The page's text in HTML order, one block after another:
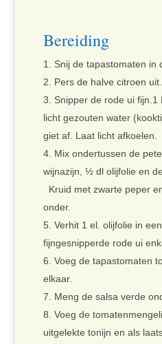
Bereiding
Snij de tapastomaten in
Pers de halve citroen uit.
Snipper de rode ui fijn.1
licht gezouten water
giet af. Laat licht afkoelen.
Mix ondertussen de
wijnazijn, ½ dl olijfolie en
Kruid met zwarte peper
onder.
Verhit 1 el. olijfolie in
fijngesnipperde rode ui
Voeg de tapastomaten
elkaar.
Meng de salsa verde
Voeg de
uitgelekte tonijn en als